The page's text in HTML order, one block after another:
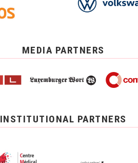
MEDIA PARTNERS
INSTITUTIONAL PARTNERS